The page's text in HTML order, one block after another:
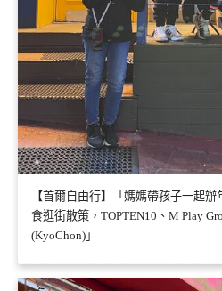
【首爾自由行】「媽媽帶孩子一起
食逛街散策，TOPTEN10、M Play
(KyoChon)」